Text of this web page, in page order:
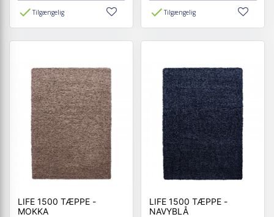
Tilgængelig Tilgængelig
LIFE 1500 TÆPPE -
MOKKA
LIFE 1500 TÆPPE -
NAVYBLÅ